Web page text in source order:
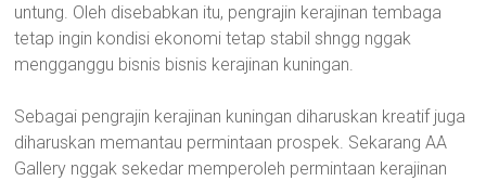
untung. Oleh disebabkan itu, pengrajin kerajinan tembaga
tetap ingin kondisi ekonomi tetap stabil shngg nggak
mengganggu bisnis bisnis kerajinan kuningan.
Sebagai pengrajin kerajinan kuningan diharuskan kreatif juga
diharuskan memantau permintaan prospek. Sekarang AA
Gallery nggak sekedar memperoleh permintaan kerajinan